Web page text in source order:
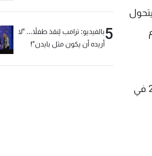
ملاحظة: معدل درجات الحرارة لشهر تشرين الأوّل بين 21 و29 في بيروت، بين 13 و27 في زحلة وبين 20 و28 في
5بالفيديو: ترامب يُنقذ طفلاً... "لا
أريده أن يكون مثل بايدن"!